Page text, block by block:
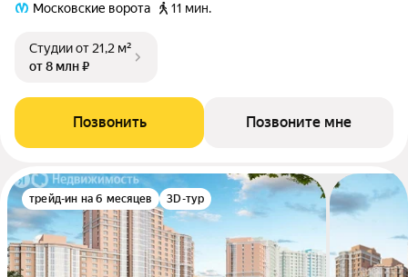
Московские ворота
11 мин.
Студииот 21,2 м²
от 8 млн ₽
Позвонить Позвоните мне
трейд-ин на 6 месяцев 3D-тур